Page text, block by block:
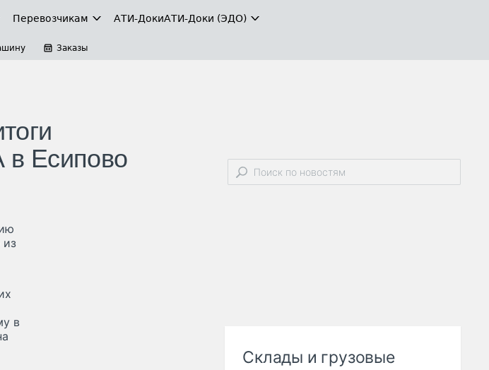
Перевозчикам АТИ-ДокиАТИ-Доки (ЭДО)
Заказы
в Есипово
из
в
Склады и грузовые